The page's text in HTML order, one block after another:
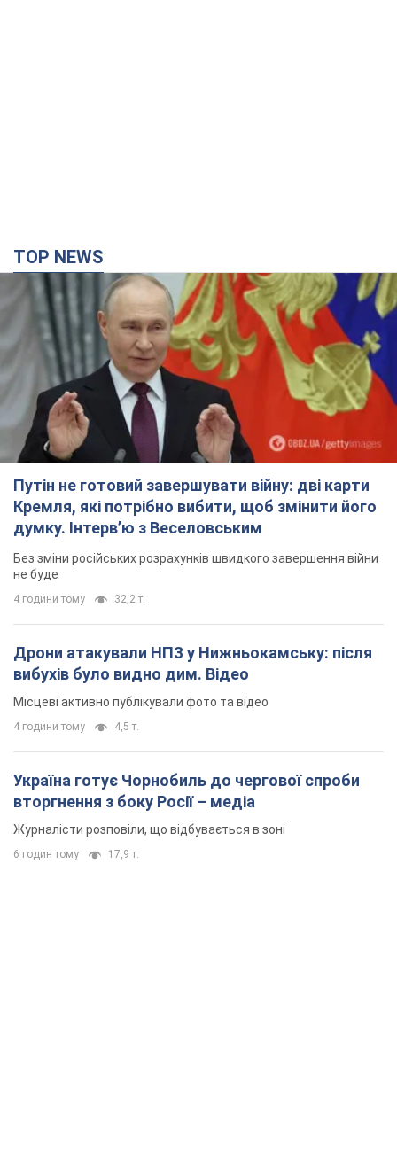
TOP NEWS
Путін не готовий завершувати війну: дві карти
Кремля, які потрібно вибити, щоб змінити його
думку. Інтерв’ю з Веселовським
Без зміни російських розрахунків швидкого завершення війни
не буде
4 години тому 32,2 т.
Дрони атакували НПЗ у Нижньокамську: після
вибухів було видно дим. Відео
Місцеві активно публікували фото та відео
4 години тому 4,5 т.
Україна готує Чорнобиль до чергової спроби
вторгнення з боку Росії – медіа
Журналісти розповіли, що відбувається в зоні
6 годин тому 17,9 т.